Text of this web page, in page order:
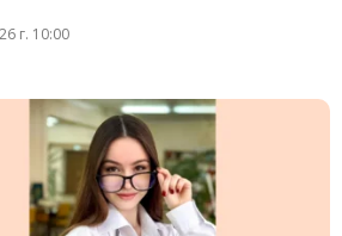
г. 10:00